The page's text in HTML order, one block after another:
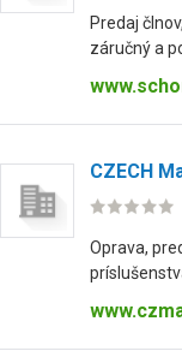
Predaj
záručný a
CZECH
Oprava,